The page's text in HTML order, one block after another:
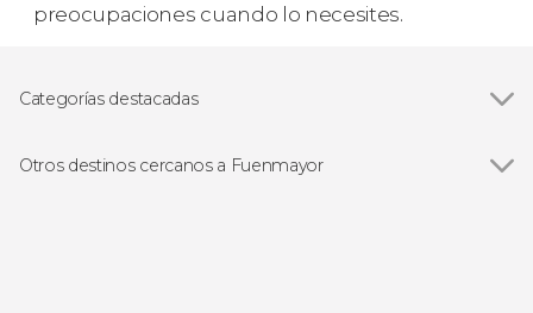
preocupaciones cuando lo necesites.
Categorías destacadas
Otros destinos cercanos a Fuenmayor